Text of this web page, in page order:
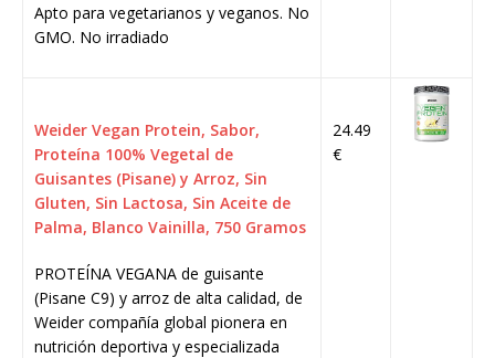
Apto para vegetarianos y veganos. No
GMO. No irradiado
Weider Vegan Protein, Sabor,
Proteína 100% Vegetal de
Guisantes (Pisane) y Arroz, Sin
Gluten, Sin Lactosa, Sin Aceite de
Palma, Blanco Vainilla, 750 Gramos
PROTEÍNA VEGANA de guisante
(Pisane C9) y arroz de alta calidad, de
Weider compañía global pionera en
nutrición deportiva y especializada
24.49
€